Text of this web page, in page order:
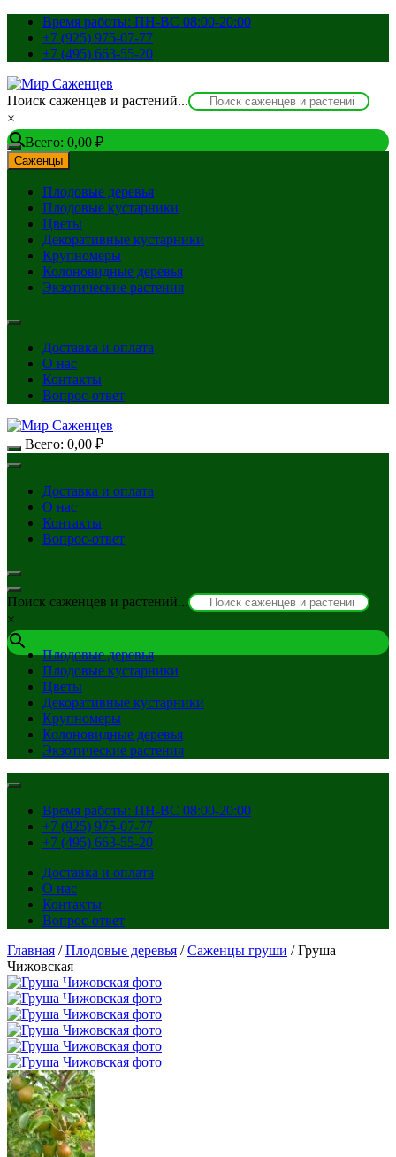
Перейти
содержимому
Время работы: ПН-ВС 08:00-20:00
+7 (925) 975-07-77
+7 (495) 663-55-20
Поиск саженцев и растений...
×
Всего: 0,00 ₽
Саженцы
Плодовые деревья
Плодовые кустарники
Цветы
Декоративные кустарники
Крупномеры
Колоновидные деревья
Экзотические растения
Доставка и оплата
О нас
Контакты
Вопрос-ответ
Всего: 0,00 ₽
Доставка и оплата
О нас
Контакты
Вопрос-ответ
Поиск саженцев и растений...
×
Плодовые деревья
Плодовые кустарники
Цветы
Декоративные кустарники
Крупномеры
Колоновидные деревья
Экзотические растения
Время работы: ПН-ВС 08:00-20:00
+7 (925) 975-07-77
+7 (495) 663-55-20
Доставка и оплата
О нас
Контакты
Вопрос-ответ
Главная /Плодовые деревья /Саженцы груши / Груша
Чижовская